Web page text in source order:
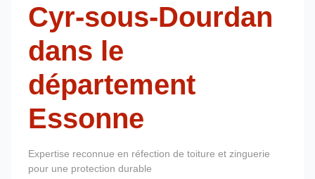
Cyr-sous-Dourdan
dans le
département
Essonne
Expertise reconnue en réfection de toiture et zinguerie
pour une protection durable